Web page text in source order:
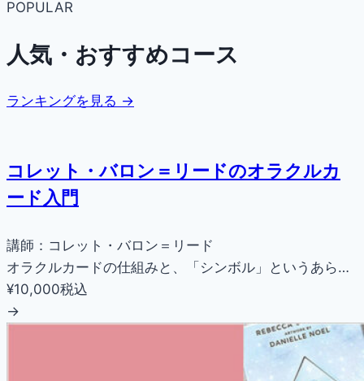
POPULAR
人気・おすすめコース
ランキングを見る →
コレット・バロン＝リードのオラクルカ
ード入門
講師：コレット・バロン＝リード
オラクルカードの仕組みと、「シンボル」というあら…
¥10,000税込
→